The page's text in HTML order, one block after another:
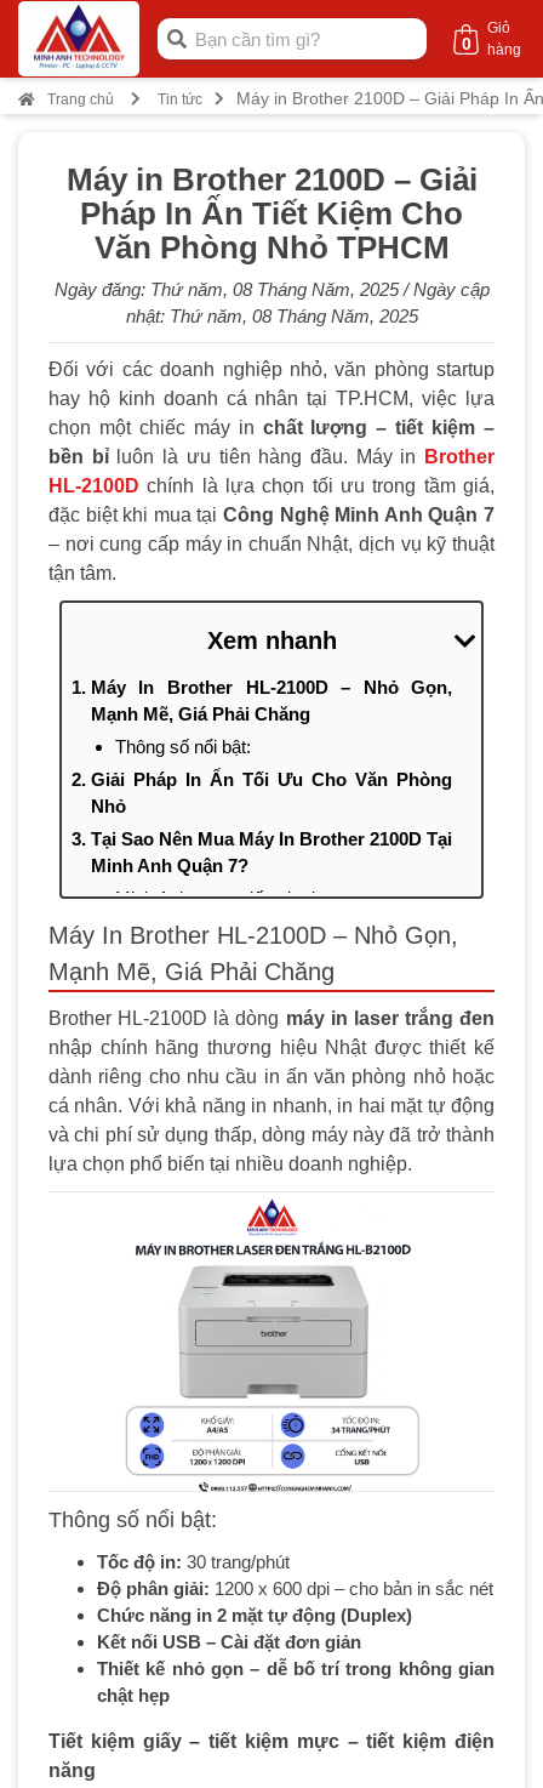
Giỏ
hàng
0
Trang chủ Tin tức Máy in Brother 2100D – Giải Pháp In
Máy in Brother 2100D – Giải
Pháp In Ấn Tiết Kiệm Cho
Văn Phòng Nhỏ TPHCM
Ngày đăng: Thứ năm, 08 Tháng Năm, 2025/ Ngày cập
nhật: Thứ năm, 08 Tháng Năm, 2025
Đối với các doanh nghiệp nhỏ, văn phòng startup
hay hộ kinh doanh cá nhân tại TP.HCM, việc lựa
chọn một chiếc máy in chất lượng – tiết kiệm –
bền bỉluôn là ưu tiên hàng đầu. Máy in
Brother
HL-2100Dchính là lựa chọn tối ưu trong tầm giá,
đặc biệt khi mua tại Công Nghệ Minh Anh Quận 7
– nơi cung cấp máy in chuẩn Nhật, dịch vụ kỹ thuật
tận tâm.
Xem nhanh
Máy In Brother HL-2100D – Nhỏ Gọn,
Mạnh Mẽ, Giá Phải Chăng
Thông số nổi bật:
Giải Pháp In Ấn Tối Ưu Cho Văn Phòng
Nhỏ
Tại Sao Nên Mua Máy In Brother 2100D Tại
Minh Anh Quận 7?
Minh Anh mang đến cho bạn:
Phản Hồi Từ Khách Hàng Tại TP.HCM
Tổng Kết
CÔNG TY TNHH KỸ THUẬT VÀ CÔNG
NGHỆ MINH ANH
Máy In Brother HL-2100D – Nhỏ Gọn,
Mạnh Mẽ, Giá Phải Chăng
Brother HL-2100D là dòng máy in laser trắng đen
nhập chính hãng thương hiệu Nhật được thiết kế
dành riêng cho nhu cầu in ấn văn phòng nhỏ hoặc
cá nhân. Với khả năng in nhanh, in hai mặt tự động
và chi phí sử dụng thấp, dòng máy này đã trở thành
lựa chọn phổ biến tại nhiều doanh nghiệp.
Thông số nổi bật:
Tốc độ in: 30 trang/phút
Độ phân giải: 1200 x 600 dpi – cho bản in sắc nét
Chức năng in 2 mặt tự động (Duplex)
Kết nối USB – Cài đặt đơn giản
Thiết kế nhỏ gọn – dễ bố trí trong không gian
chật hẹp
Tiết kiệm giấy – tiết kiệm mực – tiết kiệm điện
năng